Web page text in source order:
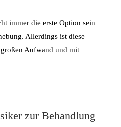
immer die erste Option sein
Allerdings ist diese
Aufwand und mit
zur Behandlung